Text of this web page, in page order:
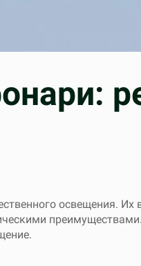
освещения. Их